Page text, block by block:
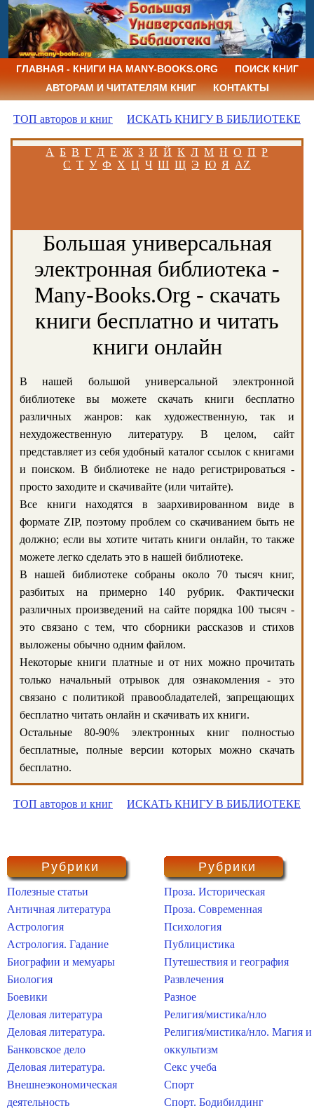
ГЛАВНАЯ - КНИГИ НА MANY-BOOKS.ORG
ПОИСК КНИГ
АВТОРАМ И ЧИТАТЕЛЯМ КНИГ
КОНТАКТЫ
ТОП авторов и книг ИСКАТЬ КНИГУ В БИБЛИОТЕКЕ
А Б В Г Д Е Ж З И Й К Л М Н О П Р
С Т У Ф Х Ц Ч Ш Щ Э Ю Я AZ
Большая универсальная
электронная библиотека -
Many-Books.Org - скачать
книги бесплатно и читать
книги онлайн
В нашей большой универсальной электронной
библиотеке вы можете скачать книги бесплатно
различных жанров: как художественную, так и
нехудожественную литературу. В целом, сайт
представляет из себя удобный каталог ссылок с книгами
и поиском. В библиотеке не надо регистрироваться -
просто заходите и скачивайте (или читайте).
Все книги находятся в заархивированном виде в
формате ZIP, поэтому проблем со скачиванием быть не
должно; если вы хотите читать книги онлайн, то также
можете легко сделать это в нашей библиотеке.
В нашей библиотеке собраны около 70 тысяч книг,
разбитых на примерно 140 рубрик. Фактически
различных произведений на сайте порядка 100 тысяч -
это связано с тем, что сборники рассказов и стихов
выложены обычно одним файлом.
Некоторые книги платные и от них можно прочитать
только начальный отрывок для ознакомления - это
связано с политикой правообладателей, запрещающих
бесплатно читать онлайн и скачивать их книги.
Остальные 80-90% электронных книг полностью
бесплатные, полные версии которых можно скачать
бесплатно.
ТОП авторов и книг ИСКАТЬ КНИГУ В БИБЛИОТЕКЕ
Рубрики
Полезные статьи
Античная литература
Астрология
Астрология. Гадание
Биографии и мемуары
Биология
Боевики
Деловая литература
Деловая литература.
Банковское дело
Деловая литература.
Внешнеэкономическая
деятельность
Рубрики
Проза. Историческая
Проза. Современная
Психология
Публицистика
Путешествия и география
Развлечения
Разное
Религия/мистика/нло
Религия/мистика/нло. Магия и
оккультизм
Секс учеба
Спорт
Спорт. Бодибилдинг